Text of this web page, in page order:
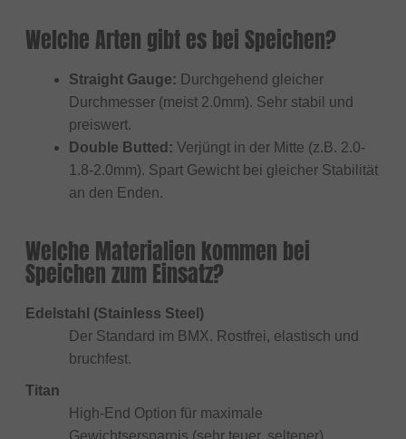
Welche Arten gibt es bei Speichen?
Straight Gauge: Durchgehend gleicher
Durchmesser (meist 2.0mm). Sehr stabil und
preiswert.
Double Butted: Verjüngt in der Mitte (z.B. 2.0-
1.8-2.0mm). Spart Gewicht bei gleicher Stabilität
an den Enden.
Welche Materialien kommen bei
Speichen zum Einsatz?
Edelstahl (Stainless Steel)
Der Standard im BMX. Rostfrei, elastisch und
bruchfest.
Titan
High-End Option für maximale
Gewichtsersparnis (sehr teuer, seltener).